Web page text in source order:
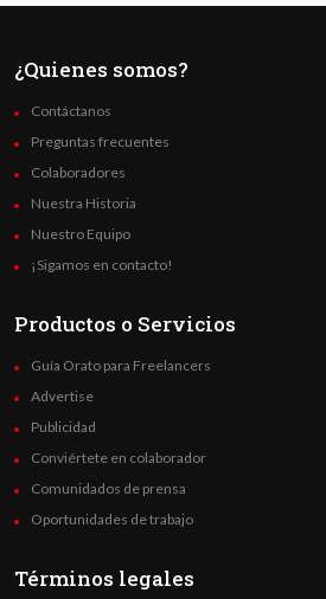
¿Quienes somos?
Contáctanos
Preguntas frecuentes
Colaboradores
Nuestra Historia
Nuestro Equipo
¡Sigamos en contacto!
Productos o Servicios
Guía Orato para Freelancers
Advertise
Publicidad
Conviértete en colaborador
Comunidados de prensa
Oportunidades de trabajo
Términos legales